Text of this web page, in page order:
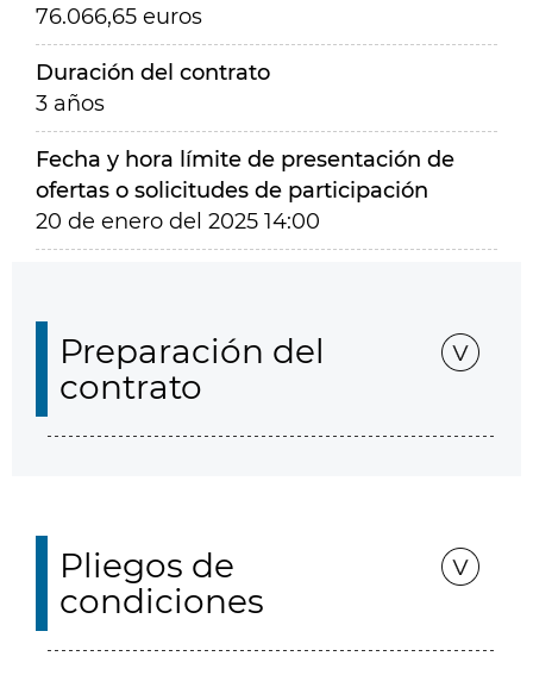
76.066,65 euros
Duración del contrato
3 años
Fecha y hora límite de presentación de
ofertas o solicitudes de participación
20 de enero del 2025 14:00
Preparación del
contrato
Pliegos de
condiciones